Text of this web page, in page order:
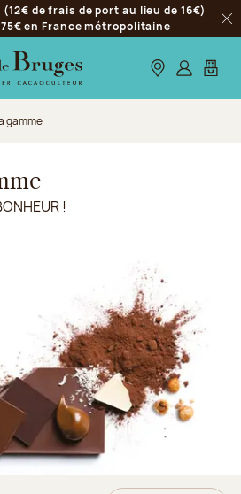
de frais de port au lieu de 16€)
en France métropolitaine
Nos boutiques
S’identifier
Mon
gamme
!